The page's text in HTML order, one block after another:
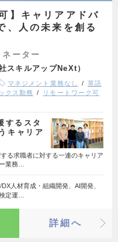
】キャリアアドバ
、人の未来を創る
ーター
スキルアップNeXt）
マネジメント業務なし
英語
クス勤務
リモートワーク可
するスタ
キャリア
る求職者に対する一連のキャリア
業務…
人材育成・組織開発、AI開発、
定運…
詳細へ